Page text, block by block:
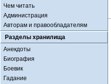
Чем читать
Администрация
Авторам и правообладателям
Разделы хранилища
Анекдоты
Биография
Боевик
Гадание